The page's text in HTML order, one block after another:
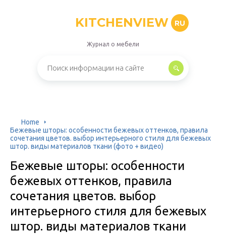
KITCHENVIEW RU
Журнал о мебели
Home
Бежевые шторы: особенности бежевых оттенков, правила
сочетания цветов. выбор интерьерного стиля для бежевых
штор. виды материалов ткани (фото + видео)
Бежевые шторы: особенности
бежевых оттенков, правила
сочетания цветов. выбор
интерьерного стиля для бежевых
штор. виды материалов ткани